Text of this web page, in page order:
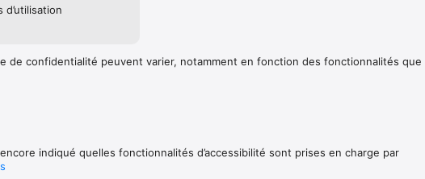
d’utilisation
de confidentialité peuvent varier, notamment en fonction des fonctionnalités
encore indiqué quelles fonctionnalités d’accessibilité sont prises en charge par